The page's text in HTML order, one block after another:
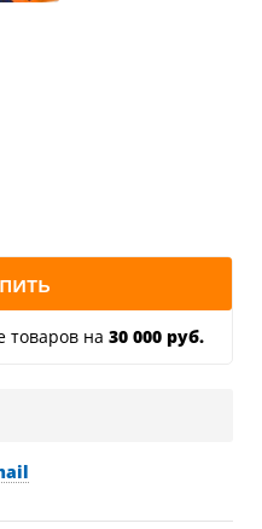
товаров на 30 000 руб.